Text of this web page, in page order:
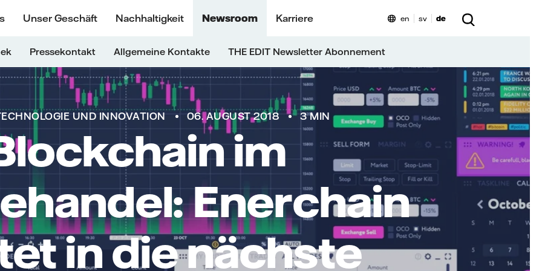
Unser Geschäft Nachhaltigkeit Newsroom Karriere
Pressekontakt Allgemeine Kontakte THE EDIT Newsletter Abonnement
en sv de
UND INNOVATION 06. AUGUST 2018 3 MIN
im
Enerchain
in die nächste